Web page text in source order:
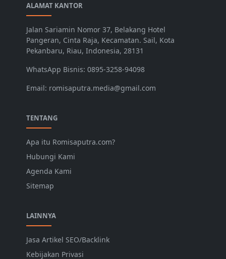
ALAMAT KANTOR
Jalan Sariamin Nomor 37, Belakang Hotel
Pangeran, Cinta Raja, Kecamatan. Sail, Kota
Pekanbaru, Riau, Indonesia, 28131
WhatsApp Bisnis: 0895-3258-94098
Email: romisaputra.media@gmail.com
TENTANG
Apa itu Romisaputra.com?
Hubungi Kami
Agenda Kami
Sitemap
LAINNYA
Jasa Artikel SEO/Backlink
Kebijakan Privasi